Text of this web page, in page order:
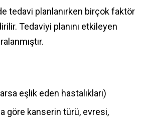
tedavi planlanırken birçok faktör
Tedaviyi planını etkileyen
eşlik eden hastalıkları)
göre kanserin türü, evresi,